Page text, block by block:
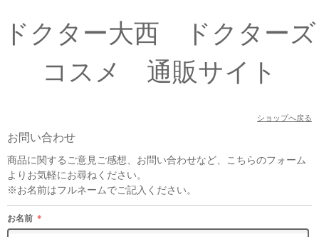
ドクター大西 ドクターズ
コスメ 通販サイト
ショップへ戻る
お問い合わせ
商品に関するご意見ご感想、お問い合わせなど、こちらのフォーム
よりお気軽にお尋ねください。
※お名前はフルネームでご記入ください。
お名前 ＊